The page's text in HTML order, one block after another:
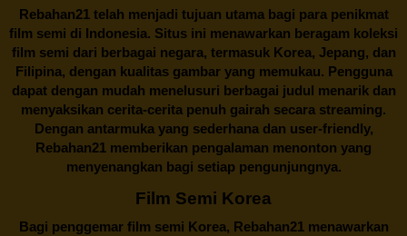
Rebahan21telah menjadi tujuan utama bagi para penikmat
film semi di Indonesia. Situs ini menawarkan beragam koleksi
film semi dari berbagai negara, termasuk Korea, Jepang, dan
Filipina, dengan kualitas gambar yang memukau. Pengguna
dapat dengan mudah menelusuri berbagai judul menarik dan
menyaksikan cerita-cerita penuh gairah secara streaming.
Dengan antarmuka yang sederhana dan user-friendly,
Rebahan21 memberikan pengalaman menonton yang
menyenangkan bagi setiap pengunjungnya.
Film Semi Korea
Bagi penggemar film semi Korea, Rebahan21menawarkan